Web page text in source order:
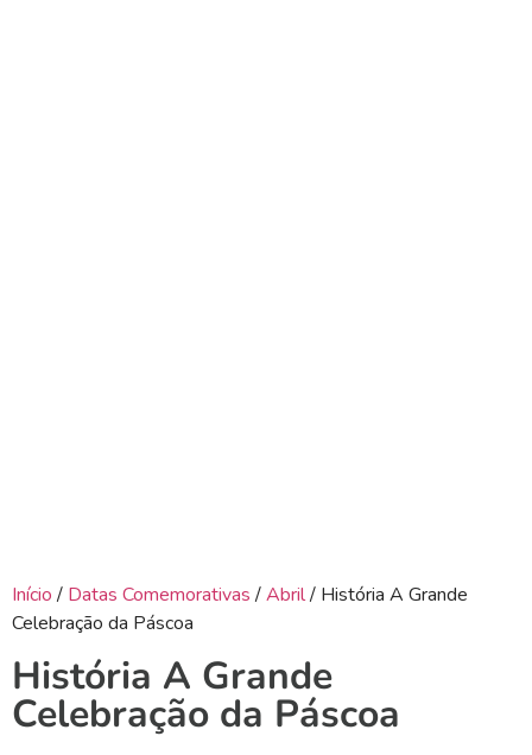
Início / Datas Comemorativas /Abril/ História A Grande
Celebração da Páscoa
História A Grande
Celebração da Páscoa